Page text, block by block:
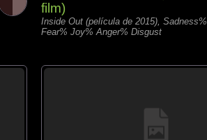
film)
Inside Out (película de 2015), Sadness%
Fear% Joy% Anger% Disgust